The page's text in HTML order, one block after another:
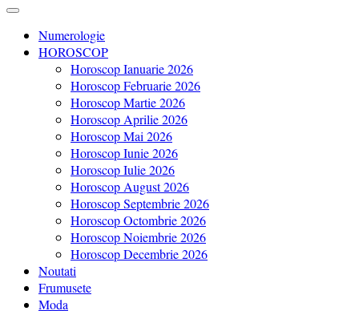
Fashion8.ro ❤️
Revista Fashion8.ro locul unde gasesti ce e nou: horoscop,
Numerologie
HOROSCOP
Horoscop Ianuarie 2026
Horoscop Februarie 2026
Horoscop Martie 2026
Horoscop Aprilie 2026
Horoscop Mai 2026
Horoscop Iunie 2026
Horoscop Iulie 2026
Horoscop August 2026
Horoscop Septembrie 2026
Horoscop Octombrie 2026
Horoscop Noiembrie 2026
Horoscop Decembrie 2026
Noutati
Frumusete
Moda